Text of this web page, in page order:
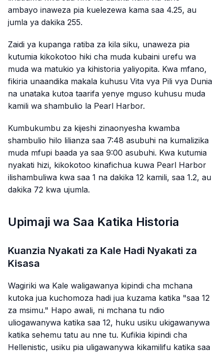
ambayo inaweza pia kuelezewa kama saa 4.25, au
jumla ya dakika 255.
Zaidi ya kupanga ratiba za kila siku, unaweza pia
kutumia kikokotoo hiki cha muda kubaini urefu wa
muda wa matukio ya kihistoria yaliyopita. Kwa mfano,
fikiria unaandika makala kuhusu Vita vya Pili vya Dunia
na unataka kutoa taarifa yenye mguso kuhusu muda
kamili wa shambulio la Pearl Harbor.
Kumbukumbu za kijeshi zinaonyesha kwamba
shambulio hilo lilianza saa 7:48 asubuhi na kumalizika
muda mfupi baada ya saa 9:00 asubuhi. Kwa kutumia
nyakati hizi, kikokotoo kinafichua kuwa Pearl Harbor
ilishambuliwa kwa saa 1 na dakika 12 kamili, saa 1.2, au
dakika 72 kwa ujumla.
Upimaji wa Saa Katika Historia
Kuanzia Nyakati za Kale Hadi Nyakati za
Kisasa
Wagiriki wa Kale waligawanya kipindi cha mchana
kutoka jua kuchomoza hadi jua kuzama katika "saa 12
za msimu." Hapo awali, ni mchana tu ndio
uliogawanywa katika saa 12, huku usiku ukigawanywa
katika sehemu tatu au nne tu. Kufikia kipindi cha
Hellenistic, usiku pia uligawanywa kikamilifu katika saa